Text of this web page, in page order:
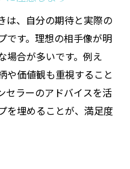
は、自分の期待と実際の
です。理想の相手像が明
場合が多いです。例え
や価値観も重視すること
セラーのアドバイスを活
を埋めることが、満足度